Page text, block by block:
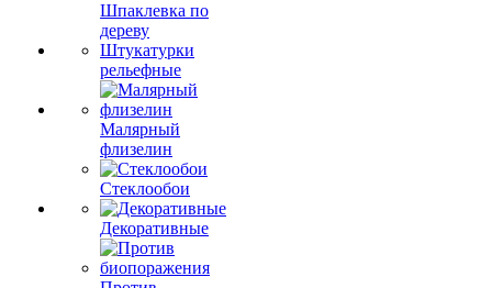
Шпаклевка по
дереву
Штукатурки
рельефные
Малярный
флизелин
Стеклообои
Декоративные